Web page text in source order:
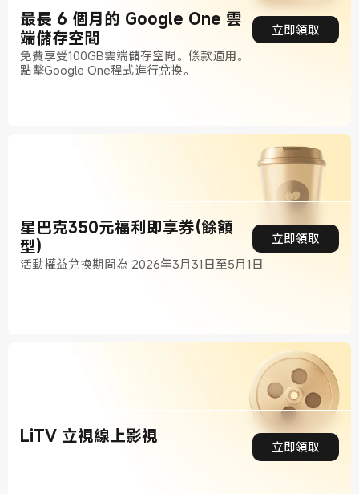
最長 6 個月的 Google One 雲
端儲存空間
立即領取
免費享受100GB雲端儲存空間。條款適用。
點擊Google One程式進行兌換。
星巴克350元福利即享券(餘額
型)
立即領取
活動權益兌換期間為 2026年3月31日至5月1日
LiTV 立視線上影視 立即領取